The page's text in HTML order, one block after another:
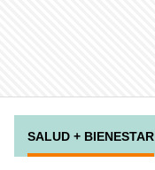
SALUD + BIENESTAR